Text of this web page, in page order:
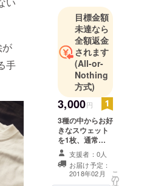
手
ります。
目標金額
未達なら
全額返金
されます
(All-or-
Nothing
方式)
3,000円
3種の中からお好
きなスウェット
を1枚、通常
￥4000のものを
¥3000として提
供させていただ
きます。
支援者：0人
お届け予定：
2018年02月
こ
の
リ